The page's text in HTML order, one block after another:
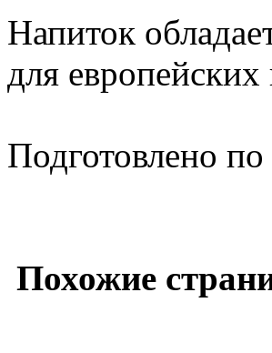
Напиток
для европейских
Подготовлено
Похожие